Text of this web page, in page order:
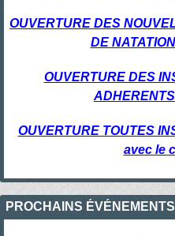
OUVERTURE DES
DE
OUVERTURE DES
OUVERTURE TOUTES
avec le
PROCHAINS ÉVÉNEMENTS